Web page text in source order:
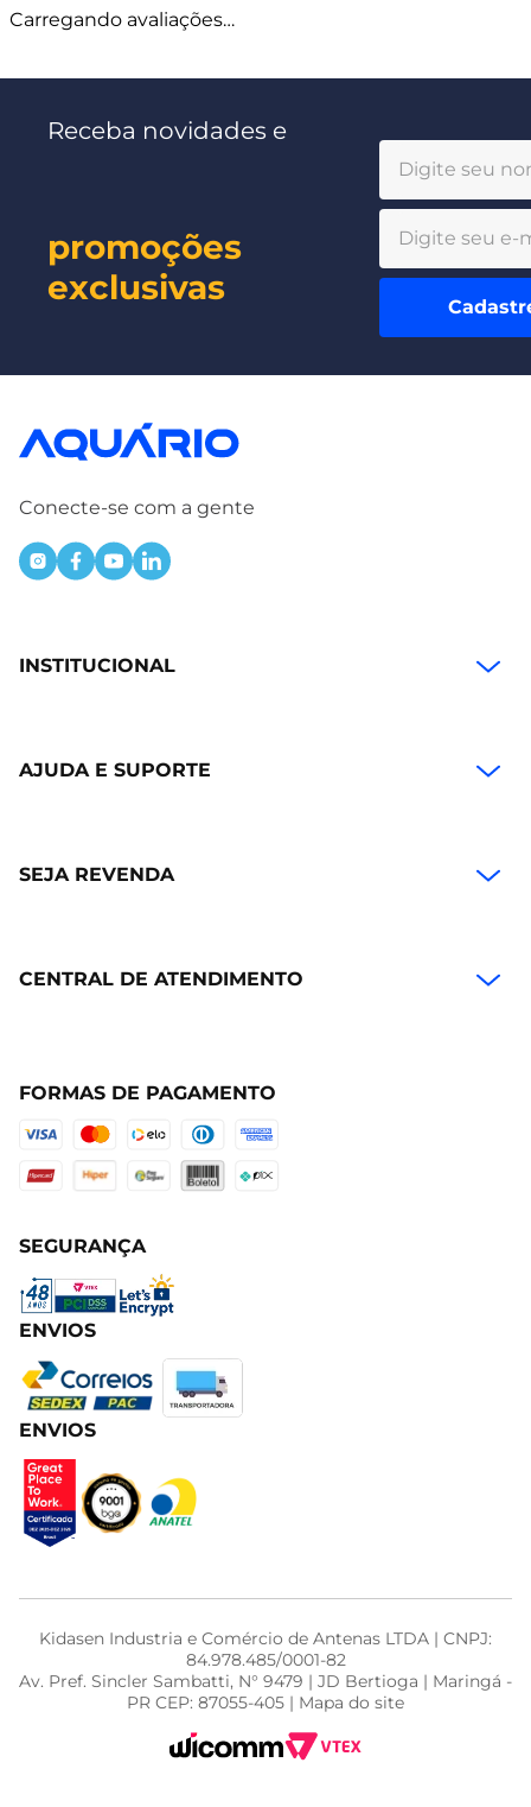
Carregando avaliações…
Receba novidades e
promoções
exclusivas
Conecte-se com a gente
INSTITUCIONAL
AJUDA E SUPORTE
SEJA REVENDA
CENTRAL DE ATENDIMENTO
FORMAS DE PAGAMENTO
SEGURANÇA
ENVIOS
ENVIOS
Kidasen Industria e Comércio de Antenas LTDA | CNPJ:
84.978.485/0001-82
Av. Pref. Sincler Sambatti, N° 9479 | JD Bertioga | Maringá -
PR CEP: 87055-405 | Mapa do site